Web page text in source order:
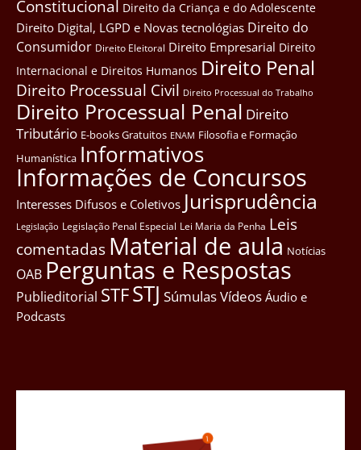
Constitucional Direito da Criança e do Adolescente
Direito Digital, LGPD e Novas tecnológias Direito do
Consumidor Direito Eleitoral Direito Empresarial Direito
Internacional e Direitos Humanos Direito Penal
Direito Processual Civil Direito Processual do Trabalho
Direito Processual Penal Direito
Tributário E-books Gratuitos ENAM Filosofia e Formação
Humanística Informativos
Informações de Concursos
Interesses Difusos e Coletivos Jurisprudência
Legislação Legislação Penal Especial Lei Maria da Penha Leis
comentadas Material de aula Notícias
OAB Perguntas e Respostas
Publieditorial STFSTJ SúmulasVídeos Áudio e
Podcasts